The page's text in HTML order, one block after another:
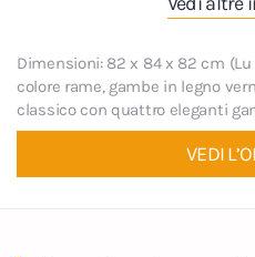
Dimensioni: 82 x 84 x 82 cm
colore rame, gambe in legno
classico con quattro eleganti
VEDI